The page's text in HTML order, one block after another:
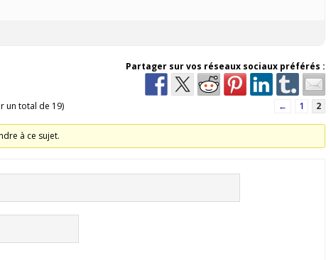
Partager sur vos réseaux sociaux préférés :
un total de 19) ← 1 2
à ce sujet.